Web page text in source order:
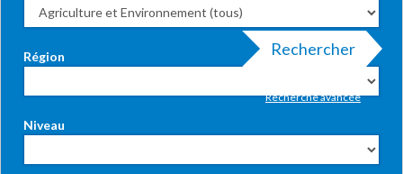
Région
Niveau
Rechercher
Recherche avancée